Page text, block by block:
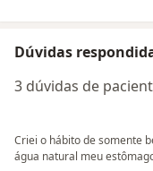
Dúvidas
3 dúvidas de
Criei o hábito de somente
água natural meu